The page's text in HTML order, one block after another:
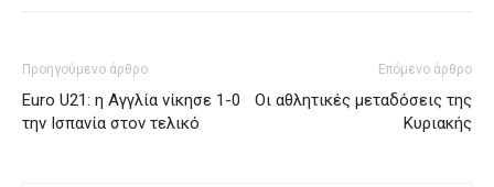
Προηγούμενο άρθρο
Euro U21: η Αγγλία νίκησε 1-0
την Ισπανία στον τελικό
Επόμενο άρθρο
Οι αθλητικές μεταδόσεις της
Κυριακής